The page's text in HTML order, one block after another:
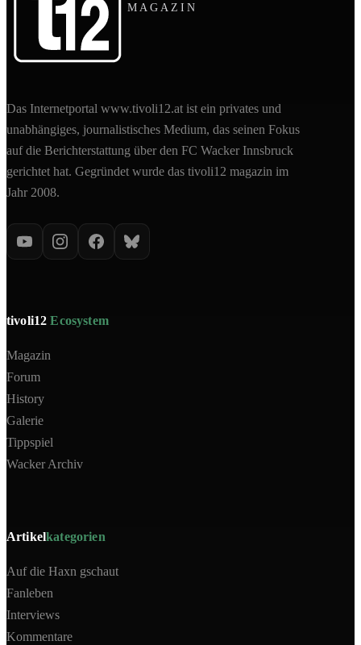
MAGAZIN
Das Internetportal www.tivoli12.at ist ein privates und
unabhängiges, journalistisches Medium, das seinen Fokus
auf die Berichterstattung über den FC Wacker Innsbruck
gerichtet hat. Gegründet wurde das tivoli12 magazin im
Jahr 2008.
tivoli12Ecosystem
Magazin
Forum
History
Galerie
Tippspiel
Wacker Archiv
Artikelkategorien
Auf die Haxn gschaut
Fanleben
Interviews
Kommentare